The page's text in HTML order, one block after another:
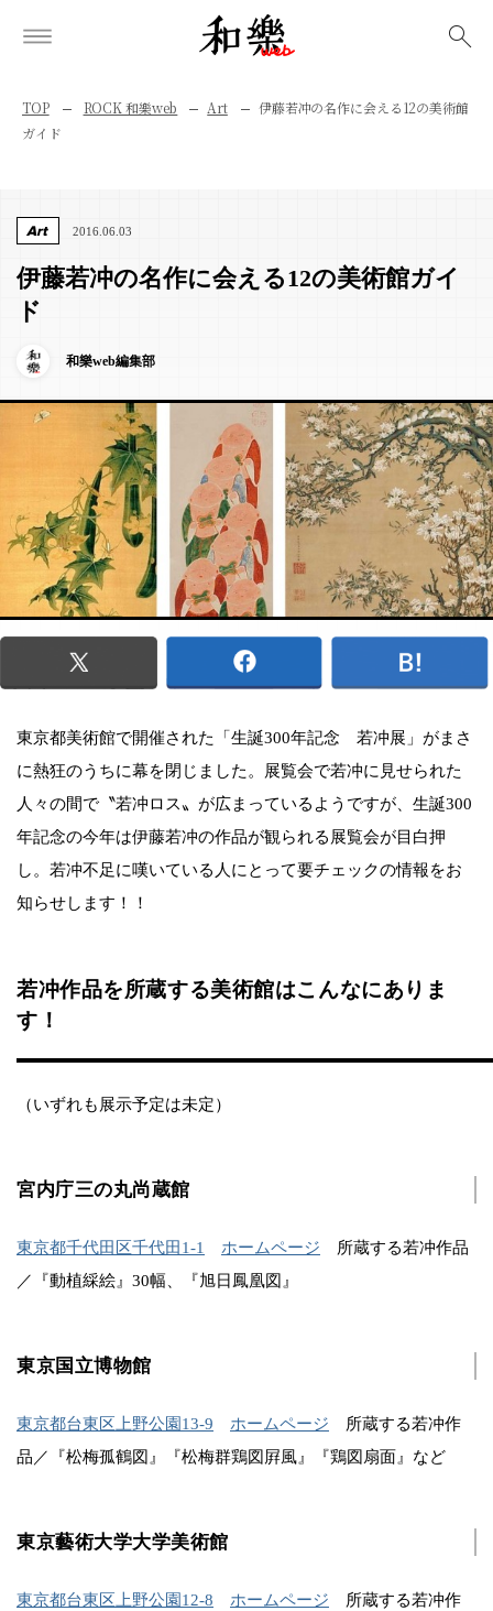
TOP ROCK 和樂web Art
伊藤若冲の名作に会える12の美術館
ガイド
Art 2016.06.03
伊藤若冲の名作に会える12の美術館ガイ
ド
和樂web編集部
東京都美術館で開催された「生誕300年記念 若冲展」がまさ
に熱狂のうちに幕を閉じました。展覧会で若冲に見せられた
人々の間で〝若冲ロス〟が広まっているようですが、生誕300
年記念の今年は伊藤若冲の作品が観られる展覧会が目白押
し。若冲不足に嘆いている人にとって要チェックの情報をお
知らせします！！
若冲作品を所蔵する美術館はこんなにありま
す！
（いずれも展示予定は未定）
宮内庁三の丸尚蔵館
東京都千代田区千代田1-1 ホームページ 所蔵する若冲作品
／『動植綵絵』30幅、『旭日鳳凰図』
東京国立博物館
東京都台東区上野公園13-9 ホームページ 所蔵する若冲作
品／『松梅孤鶴図』『松梅群鶏図屛風』『鶏図扇面』など
東京藝術大学大学美術館
東京都台東区上野公園12-8 ホームページ 所蔵する若冲作